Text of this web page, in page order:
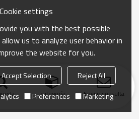
categoría Enviar consulta
Cookie settings
you with the best possible
us to analyze user behavior in
the website for you.
Accept Selection
Reject All
Preferences Marketing